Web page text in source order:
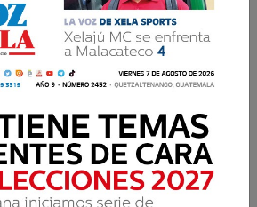
por
a 14 migrantes